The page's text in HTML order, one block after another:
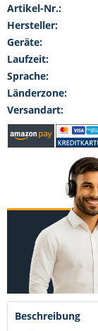
Artikel-Nr.:
Hersteller:
Geräte:
Laufzeit:
Sprache:
Länderzone:
Versandart:
Beschreibung